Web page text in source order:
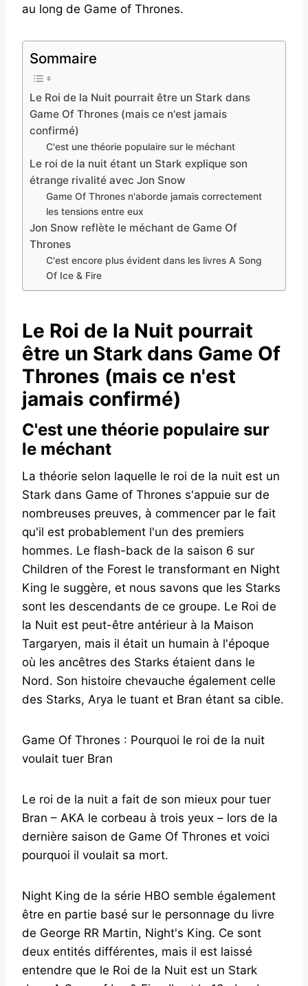
au long de Game of Thrones.
Sommaire
Le Roi de la Nuit pourrait être un Stark dans
Game Of Thrones (mais ce n'est jamais
confirmé)
C'est une théorie populaire sur le méchant
Le roi de la nuit étant un Stark explique son
étrange rivalité avec Jon Snow
Game Of Thrones n'aborde jamais correctement
les tensions entre eux
Jon Snow reflète le méchant de Game Of
Thrones
C'est encore plus évident dans les livres A Song
Of Ice & Fire
Le Roi de la Nuit pourrait
être un Stark dans Game Of
Thrones (mais ce n'est
jamais confirmé)
C'est une théorie populaire sur
le méchant
La théorie selon laquelle le roi de la nuit est un
Stark dans Game of Thrones s'appuie sur de
nombreuses preuves, à commencer par le fait
qu'il est probablement l'un des premiers
hommes. Le flash-back de la saison 6 sur
Children of the Forest le transformant en Night
King le suggère, et nous savons que les Starks
sont les descendants de ce groupe. Le Roi de
la Nuit est peut-être antérieur à la Maison
Targaryen, mais il était un humain à l'époque
où les ancêtres des Starks étaient dans le
Nord. Son histoire chevauche également celle
des Starks, Arya le tuant et Bran étant sa cible.
Game Of Thrones : Pourquoi le roi de la nuit
voulait tuer Bran
Le roi de la nuit a fait de son mieux pour tuer
Bran – AKA le corbeau à trois yeux – lors de la
dernière saison de Game Of Thrones et voici
pourquoi il voulait sa mort.
Night King de la série HBO semble également
être en partie basé sur le personnage du livre
de George RR Martin, Night's King. Ce sont
deux entités différentes, mais il est laissé
entendre que le Roi de la Nuit est un Stark